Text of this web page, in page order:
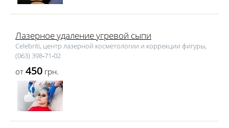
Лазерное удаление угревой сыпи
Celebriti, центр лазерной косметологии и коррекции фигуры,
(063) 398‑71‑02
от 450 грн.